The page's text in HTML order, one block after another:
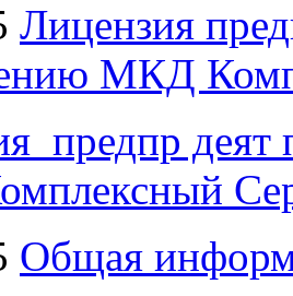
Лицензия
МКД
деят
Общая